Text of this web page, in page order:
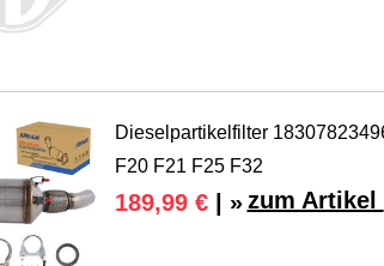
Dieselpartikelfilter
F20 F21 F25 F32
189,99 €| » zum Artikel